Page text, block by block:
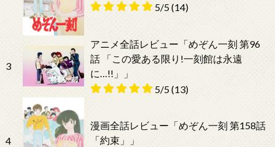
5/5(14)
3
アニメ全話レビュー「めぞん一刻 第96
話 「この愛ある限り!一刻館は永遠
に…!!」」
5/5(13)
4
漫画全話レビュー「めぞん一刻 第158話
「約束」」